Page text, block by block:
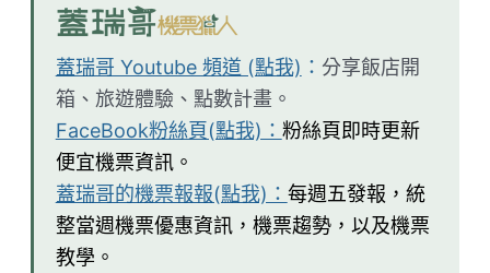
蓋瑞哥 Youtube 頻道 (點我) ： 分享飯店開
箱、旅遊體驗、點數計畫。
FaceBook粉絲頁(點我)： 粉絲頁即時更新
便宜機票資訊。
蓋瑞哥的機票報報(點我)： 每週五發報，統
整當週機票優惠資訊，機票趨勢，以及機票
教學。